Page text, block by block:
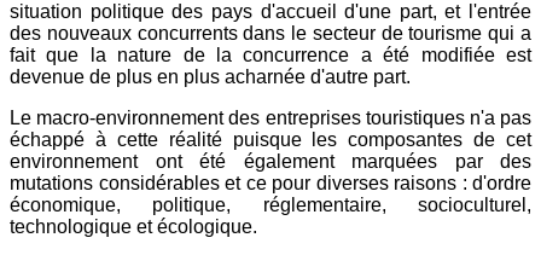
situation politique des pays d'accueil d'une part, et l'entrée
des nouveaux concurrents dans le secteur de tourisme qui a
fait que la nature de la concurrence a été modifiée est
devenue de plus en plus acharnée d'autre part.
Le macro-environnement des entreprises touristiques n'a pas
échappé à cette réalité puisque les composantes de cet
environnement ont été également marquées par des
mutations considérables et ce pour diverses raisons : d'ordre
économique, politique, réglementaire, socioculturel,
technologique et écologique.